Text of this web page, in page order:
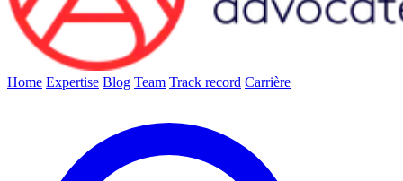
Home Expertise Blog Team Track record Carrière